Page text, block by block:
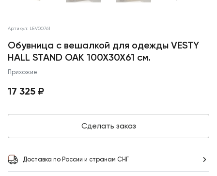
Артикул: LEV00761
Обувница с вешалкой для одежды VESTY
HALL STAND OAK 100X30X61 см.
Прихожие
17 325 ₽
Сделать заказ
Доставка по России и странам СНГ